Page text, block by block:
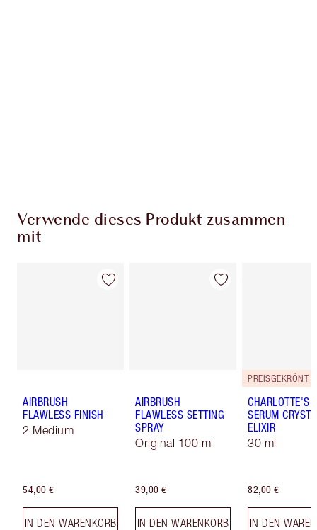
Verwende dieses Produkt zusammen
mit
AIRBRUSH
FLAWLESS FINISH
2 Medium
54,00 €
IN DEN WARENKORB
AIRBRUSH
FLAWLESS SETTING
SPRAY
Original 100 ml
39,00 €
IN DEN WARENKORB
PREISGEKRÖNT
CHARLOTTE'S
SERUM
ELIXIR
30 ml
82,00 €
IN DEN